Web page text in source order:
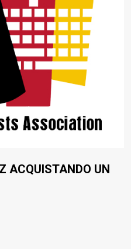
ACQUISTANDO UN